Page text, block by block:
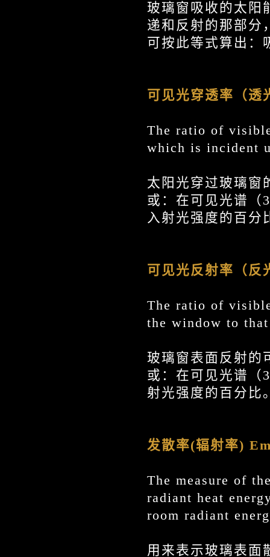
玻璃窗吸收的太阳
递和反射的那部分
可按此等式算出：
可见光穿透率（透
The ratio of
which is incident
太阳光穿过玻璃窗
或：在可见光谱（
入射光强度的百分
可见光反射率（反
The ratio of
the window to
玻璃窗表面反射的
或：在可见光谱（
射光强度的百分比
发散率(辐射率)
The measure of
radiant heat
room radiant
用来表示玻璃表面